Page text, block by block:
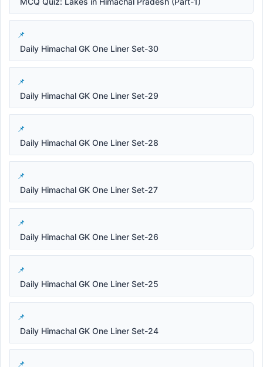
Daily Himachal GK One Liner Set-30
Daily Himachal GK One Liner Set-29
Daily Himachal GK One Liner Set-28
Daily Himachal GK One Liner Set-27
Daily Himachal GK One Liner Set-26
Daily Himachal GK One Liner Set-25
Daily Himachal GK One Liner Set-24